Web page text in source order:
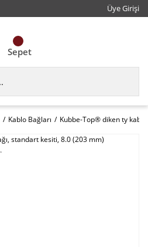
Üye Girişi
Sepet
Kablo Bağları Kubbe-Top® diken ty